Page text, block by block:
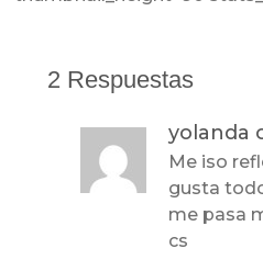
2 Respuestas
yolanda
Me iso
gusta
me pasa
cs